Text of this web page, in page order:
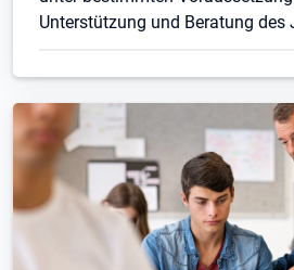
Unterstützung und Beratung des